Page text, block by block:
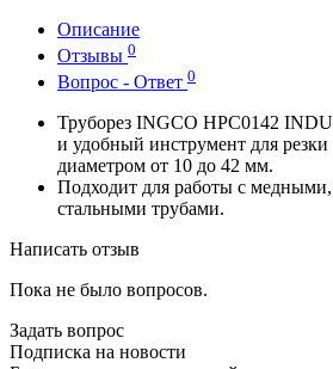
Описание
Отзывы 0
Вопрос - Ответ 0
Труборез INGCO HPC0142
и удобный инструмент для резки
диаметром от 10 до 42 мм.
Подходит для работы с
стальными трубами.
Написать отзыв
Пока не было вопросов.
Задать вопрос
Подписка на новости